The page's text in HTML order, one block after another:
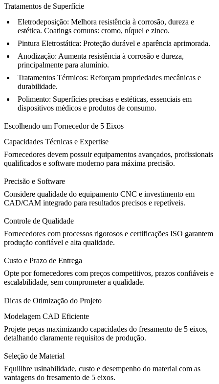
Tratamentos de Superfície
Eletrodeposição: Melhora resistência à corrosão, dureza e
estética. Coatings comuns: cromo, níquel e zinco.
Pintura Eletrostática: Proteção durável e aparência aprimorada.
Anodização: Aumenta resistência à corrosão e dureza,
principalmente para alumínio.
Tratamentos Térmicos: Reforçam propriedades mecânicas e
durabilidade.
Polimento: Superfícies precisas e estéticas, essenciais em
dispositivos médicos e produtos de consumo.
Escolhendo um Fornecedor de 5 Eixos
Capacidades Técnicas e Expertise
Fornecedores devem possuir equipamentos avançados, profissionais
qualificados e software moderno para máxima precisão.
Precisão e Software
Considere qualidade do equipamento CNC e investimento em
CAD/CAM integrado para resultados precisos e repetíveis.
Controle de Qualidade
Fornecedores com processos rigorosos e certificações ISO garantem
produção confiável e alta qualidade.
Custo e Prazo de Entrega
Opte por fornecedores com preços competitivos, prazos confiáveis e
escalabilidade, sem comprometer a qualidade.
Dicas de Otimização do Projeto
Modelagem CAD Eficiente
Projete peças maximizando capacidades do fresamento de 5 eixos,
detalhando claramente requisitos de produção.
Seleção de Material
Equilibre usinabilidade, custo e desempenho do material com as
vantagens do fresamento de 5 eixos.